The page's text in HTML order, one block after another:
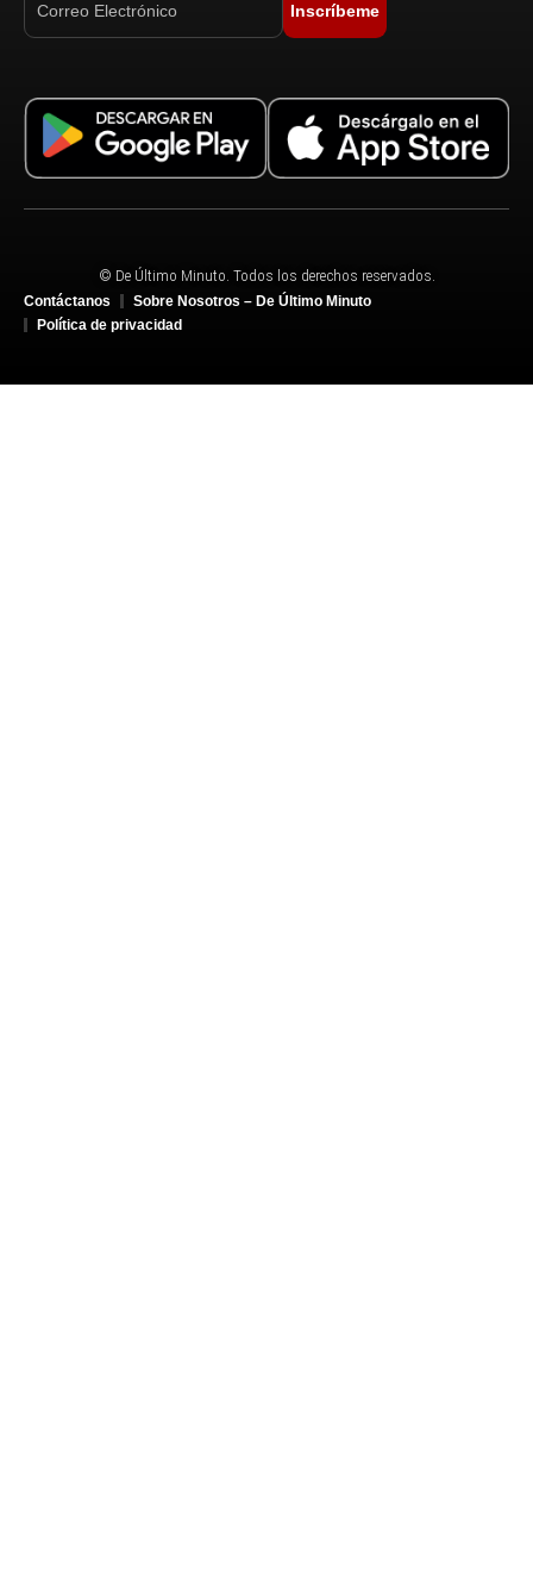
Inscríbeme
© De Último Minuto. Todos los derechos reservados.
Contáctanos
Sobre Nosotros – De Último Minuto
Política de privacidad